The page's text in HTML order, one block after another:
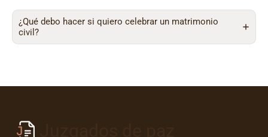
¿Qué debo hacer si quiero celebrar un matrimonio
civil?